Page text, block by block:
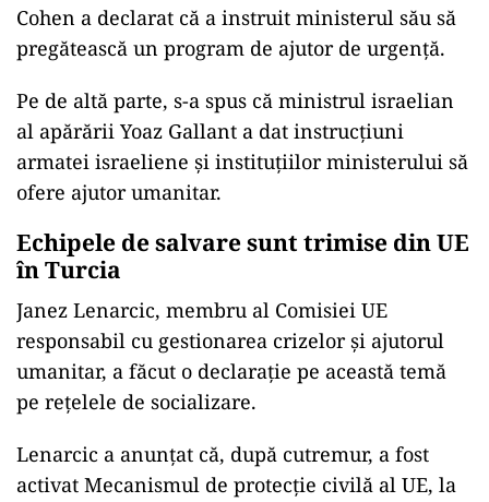
Cohen a declarat că a instruit ministerul său să
pregătească un program de ajutor de urgență.
Pe de altă parte, s-a spus că ministrul israelian
al apărării Yoaz Gallant a dat instrucțiuni
armatei israeliene și instituțiilor ministerului să
ofere ajutor umanitar.
Echipele de salvare sunt trimise din UE
în Turcia
Janez Lenarcic, membru al Comisiei UE
responsabil cu gestionarea crizelor și ajutorul
umanitar, a făcut o declarație pe această temă
pe rețelele de socializare.
Lenarcic a anunțat că, după cutremur, a fost
activat Mecanismul de protecție civilă al UE, la